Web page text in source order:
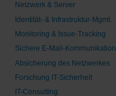
Netzwerk & Server
Identität- & Infrastruktur-Mgmt.
Monitoring & Issue-Tracking
Sichere E-Mail-Kommunikation
Absicherung des Netzwerkes
Forschung IT-Sicherheit
IT-Consulting